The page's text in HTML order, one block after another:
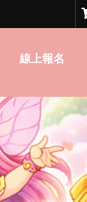
線上報名